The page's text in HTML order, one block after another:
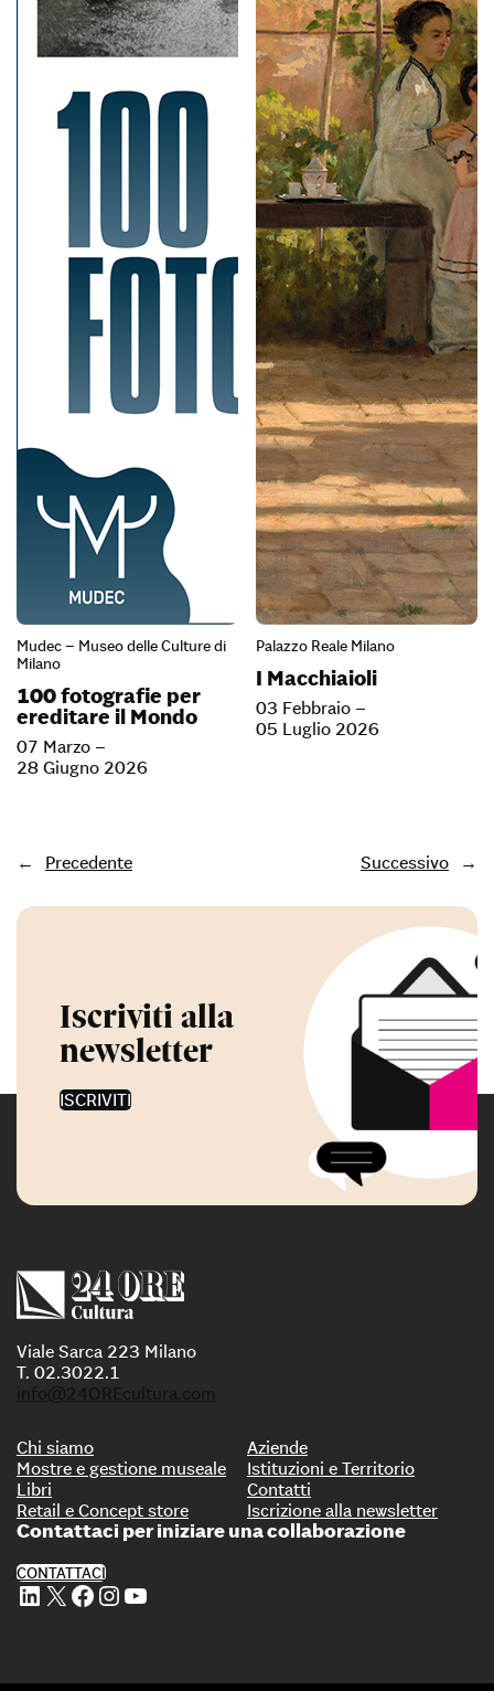
Mudec – Museo delle Culture di
Milano
100 fotografie per
ereditare il Mondo
07 Marzo –
28 Giugno 2026
Palazzo Reale Milano
I Macchiaioli
03 Febbraio –
05 Luglio 2026
← Precedente Successivo →
Iscriviti alla
newsletter
ISCRIVITI
Viale Sarca 223 Milano
T. 02.3022.1
info@24OREcultura.com
Chi siamo
Mostre e gestione museale
Libri
Retail e Concept store
Aziende
Istituzioni e Territorio
Contatti
Iscrizione alla newsletter
Contattaci per iniziare una collaborazione
CONTATTACI
Profilo Linkedin di 24 ORE Cultura Profilo X di 24 ORE Cultura Profilo Facebook di 24 ORE Cultura Profilo Instagram di 24 ORE Cultura Profilo Youtube di 24 ORE Cultura